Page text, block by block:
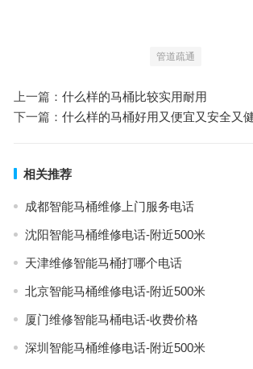
管道疏通
上一篇： 什么样的马桶比较实用耐用
下一篇： 什么样的马桶好用又便宜又安全又
相关推荐
成都智能马桶维修上门服务电话
沈阳智能马桶维修电话-附近500米
天津维修智能马桶打哪个电话
北京智能马桶维修电话-附近500米
厦门维修智能马桶电话-收费价格
深圳智能马桶维修电话-附近500米